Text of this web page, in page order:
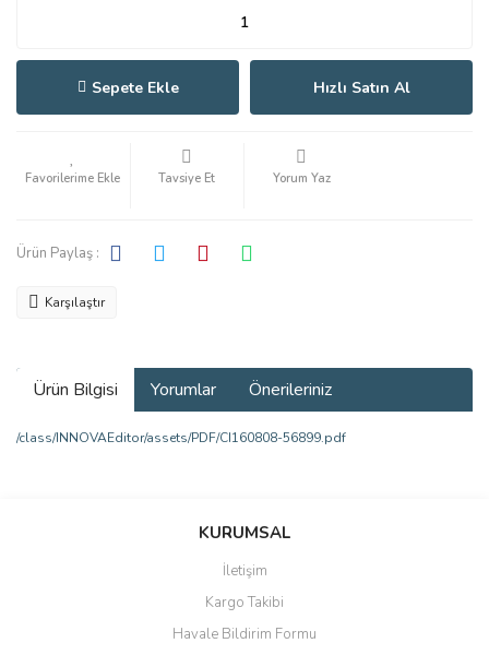
Sepete Ekle Hızlı Satın Al
Tavsiye Et Yorum Yaz
Ürün Paylaş :
Karşılaştır
Ürün Bilgisi Yorumlar Önerileriniz
/class/INNOVAEditor/assets/PDF/CI160808-56899.pdf
Bu ürüne ilk yorumu siz yapın!
Yorum Yaz
Ürün resmi kalitesiz, bozuk veya görüntülenemiyor.
Ürün açıklamasında eksik bilgiler bulunuyor.
KURUMSAL
İletişim
Kargo Takibi
Havale Bildirim Formu